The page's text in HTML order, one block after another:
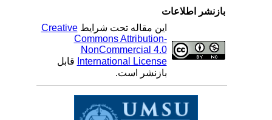
بازنشر اطلاعات
این مقاله تحت شرایطCreative
Commons Attribution-
NonCommercial 4.0
International Licenseقابل
بازنشر است.